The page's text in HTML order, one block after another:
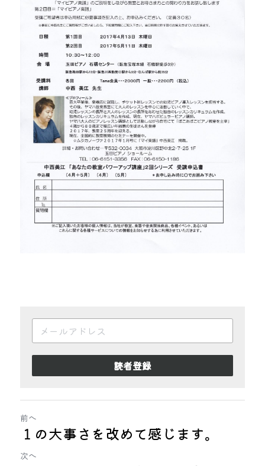
読者登録
前へ
１の大事さを改めて感じます。
次へ